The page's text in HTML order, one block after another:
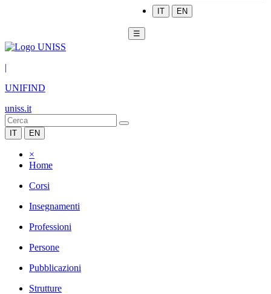
IT EN
☰
|
UNIFIND
uniss.it
IT EN
×
Home
Corsi
Insegnamenti
Professioni
Persone
Pubblicazioni
Strutture